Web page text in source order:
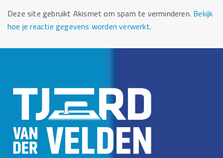
Deze site gebruikt Akismet om spam te verminderen. Bekijk
hoe je reactie gegevens worden verwerkt.